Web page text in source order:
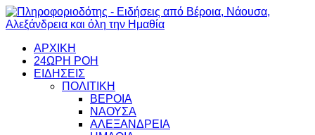
ΑΡΧΙΚΗ
24ΩΡΗ ΡΟΗ
ΕΙΔΗΣΕΙΣ
ΠΟΛΙΤΙΚΗ
ΒΕΡΟΙΑ
ΝΑΟΥΣΑ
ΑΛΕΞΑΝΔΡΕΙΑ